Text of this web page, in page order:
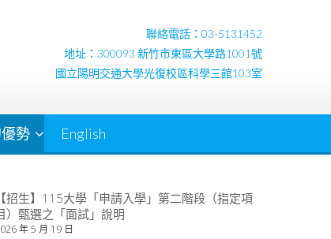
聯絡電話：03-5131452
地址：300093 新竹市東區大學路1001號
國立陽明交通大學光復校區科學三館103室
勢 English
【招生】115大學「申請入學」第二階段（指定項
）甄選之「面試」說明
年 5 月 19 日